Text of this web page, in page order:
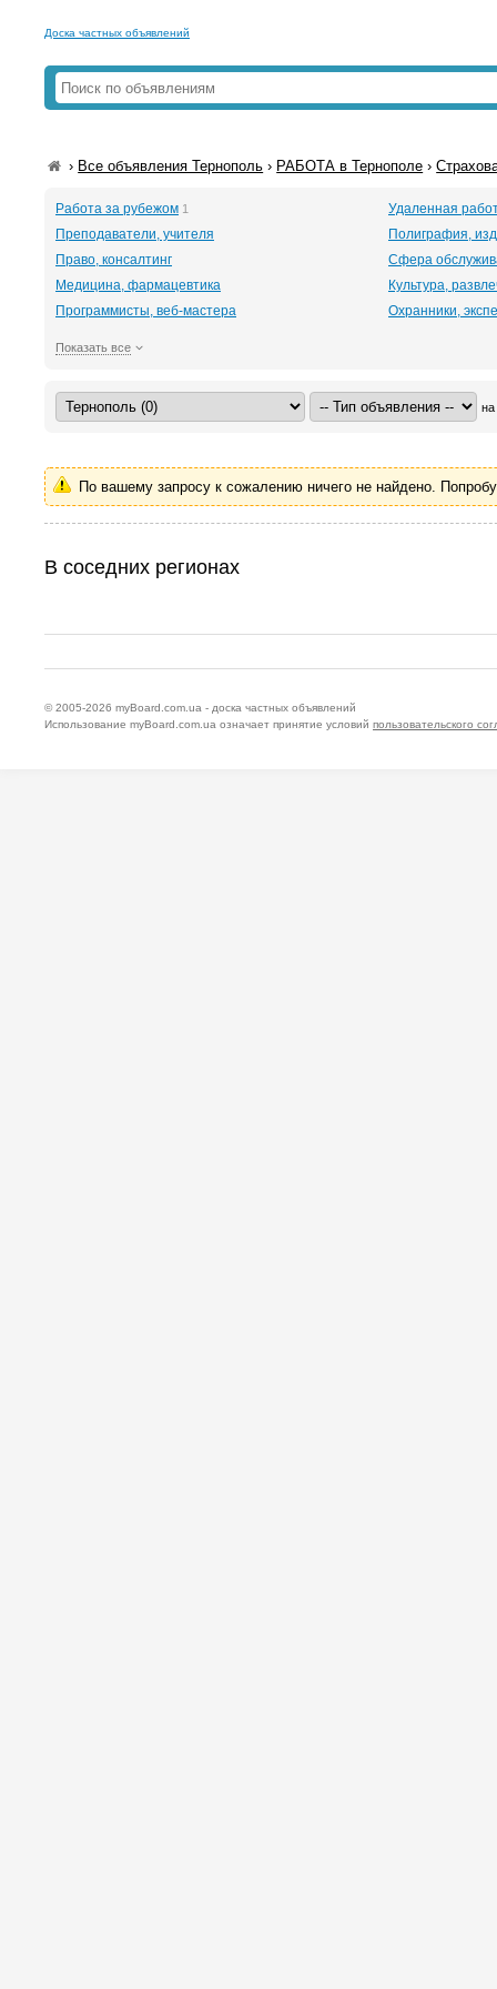
Доска частных объявлений
› Все объявления Тернополь › РАБОТА в Тернополе ›
Работа за рубежом 1
Удаленная
Преподаватели, учителя
Полиграфия,
Право, консалтинг
Сфера
Медицина, фармацевтика
Культура,
Программисты, веб-мастера
Охранники,
Показать все
на
По вашему запросу к сожалению ничего не найдено.
В соседних регионах
© 2005-2026 myBoard.com.ua - доска частных объявлений
Использование myBoard.com.ua означает принятие условий пользовательского